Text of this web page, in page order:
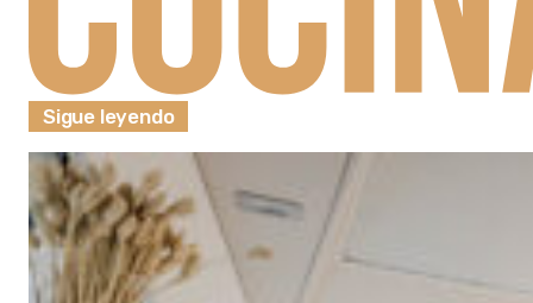
Sigue leyendo